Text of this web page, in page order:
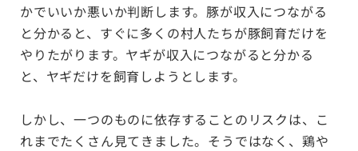
かでいいか悪いか判断します。豚が収入につながる
と分かると、すぐに多くの村人たちが豚飼育だけを
やりたがります。ヤギが収入につながると分かる
と、ヤギだけを飼育しようとします。
しかし、一つのものに依存することのリスクは、こ
れまでたくさん見てきました。そうではなく、鶏や